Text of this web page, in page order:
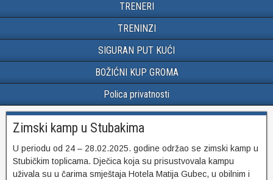
TRENERI
TRENINZI
SIGURAN PUT KUĆI
BOŽIĆNI KUP GROMA
Polica privatnosti
Zimski kamp u Stubakima
U periodu od 24 – 28.02.2025. godine održao se zimski kamp u
Stubičkim toplicama. Dječica koja su prisustvovala kampu
uživala su u čarima smještaja Hotela Matija Gubec, u obilnim i